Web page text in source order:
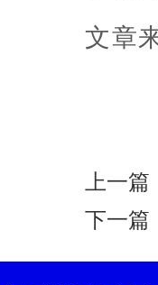
文章
上一篇
下一篇